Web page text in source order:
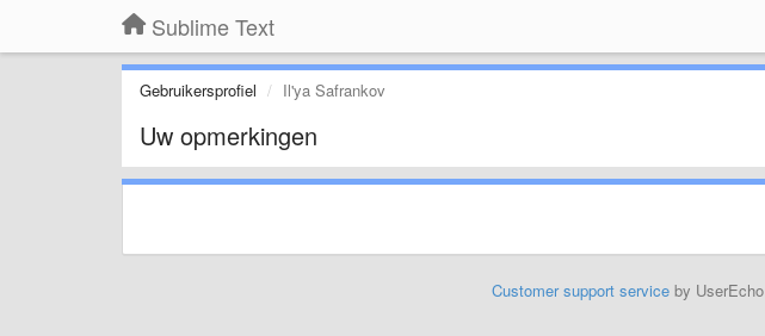
Sublime Text
Gebruikersprofiel Il'ya Safrankov
Uw opmerkingen
Customer support serviceby UserEcho